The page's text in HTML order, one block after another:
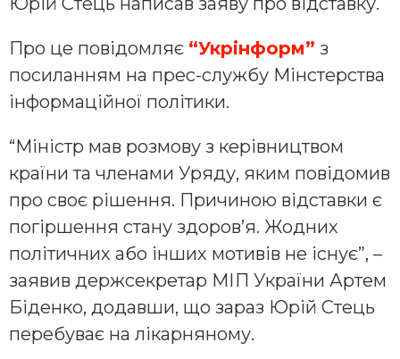
Про це повідомляє “Укрінформ” з
посиланням на прес-службу Мінстерства
інформаційної політики.
“Міністр мав розмову з керівництвом
країни та членами Уряду, яким повідомив
про своє рішення. Причиною відставки є
погіршення стану здоров’я. Жодних
політичних або інших мотивів не існує”, –
заявив держсекретар МІП України Артем
Біденко, додавши, що зараз Юрій Стець
перебуває на лікарняному.